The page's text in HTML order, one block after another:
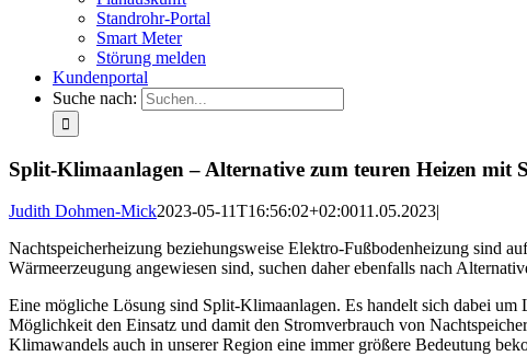
Standrohr-Portal
Smart Meter
Störung melden
Kundenportal
Suche nach:
Split-Klimaanlagen – Alternative zum teuren Heizen mit
Judith Dohmen-Mick2023-05-11T16:56:02+02:0011.05.2023|
Nachtspeicherheizung beziehungsweise Elektro-Fußbodenheizung sind
Wärmeerzeugung angewiesen sind, suchen daher ebenfalls nach
Eine mögliche Lösung sind Split-Klimaanlagen. Es handelt sich dabei
Möglichkeit den Einsatz und damit den Stromverbrauch von
Klimawandels auch in unserer Region eine immer größere Bedeutung